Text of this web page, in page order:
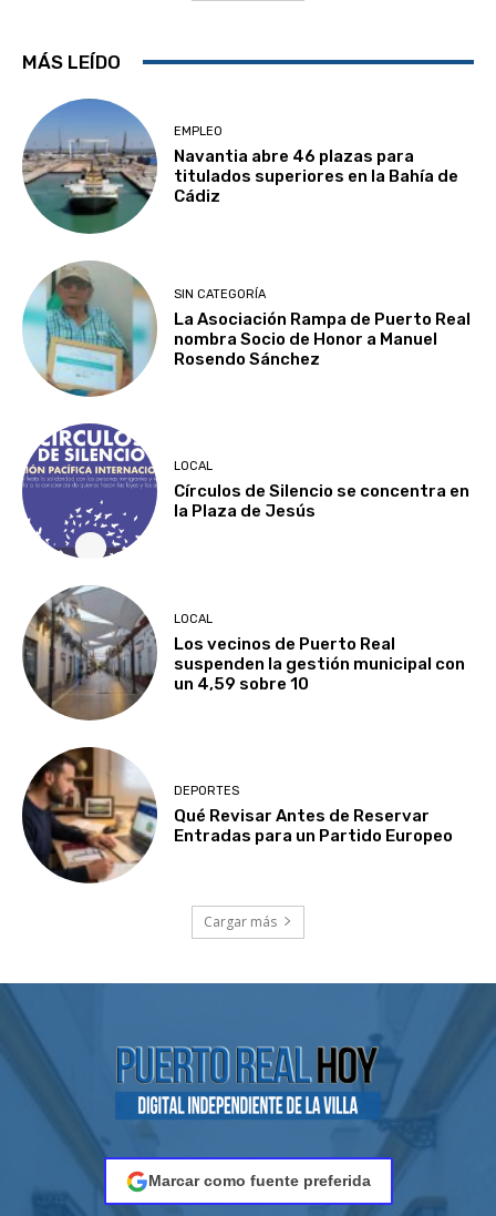
MÁS LEÍDO
EMPLEO
Navantia abre 46 plazas para
titulados superiores en la Bahía de
Cádiz
SIN CATEGORÍA
La Asociación Rampa de Puerto Real
nombra Socio de Honor a Manuel
Rosendo Sánchez
LOCAL
Círculos de Silencio se concentra en
la Plaza de Jesús
LOCAL
Los vecinos de Puerto Real
suspenden la gestión municipal con
un 4,59 sobre 10
DEPORTES
Qué Revisar Antes de Reservar
Entradas para un Partido Europeo
Cargar más
Marcar como fuente preferida